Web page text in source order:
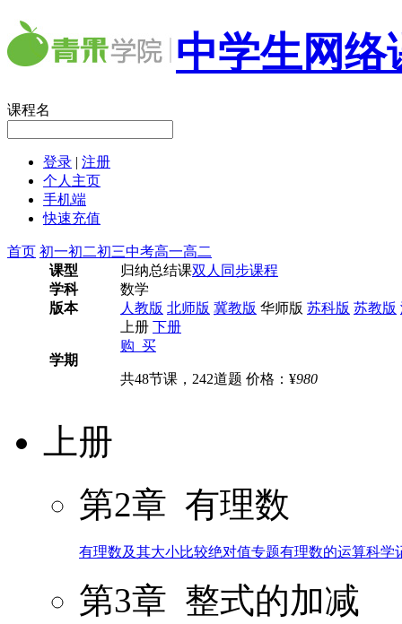
中学生网络
课程名
登录 | 注册
个人主页
手机端
快速充值
首页 初一初二初三中考高一高二
课型
归纳总结课双人同步课程
学科
数学
版本
人教版 北师版 冀教版 华师版 苏科版 苏教版
学期
上册 下册
购 买
共48节课，242道题 价格：¥980
上册
第2章 有理数
有理数及其大小比较绝对值专题有理数的运算科学
第3章 整式的加减